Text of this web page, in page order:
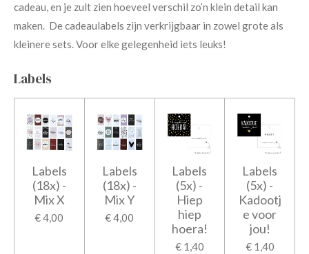
cadeau, en je zult zien hoeveel verschil zo’n klein detail kan
maken. De cadeaulabels zijn verkrijgbaar in zowel grote als
kleinere sets. Voor elke gelegenheid iets leuks!
Labels
Labels
(18x) -
Mix X
€ 4,00
Labels
(18x) -
Mix Y
€ 4,00
Labels
(5x) -
Hiep
hiep
hoera!
€ 1,40
Labels
(5x) -
Kadootj
e voor
jou!
€ 1,40